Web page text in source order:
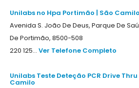
Unilabs no Hpa Portimão | São Camilo
Avenida S. João De Deus, Parque De
De Portimão, 8500-508
220 125... Ver Telefone Completo
Unilabs Teste Deteção PCR Drive
Camilo